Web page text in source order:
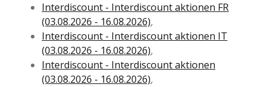
Interdiscount - Interdiscount aktionen FR
(03.08.2026 - 16.08.2026),
Interdiscount - Interdiscount aktionen IT
(03.08.2026 - 16.08.2026),
Interdiscount - Interdiscount aktionen
(03.08.2026 - 16.08.2026),